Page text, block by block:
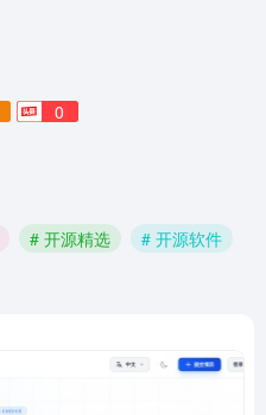
0
# 开源精选
# 开源软件